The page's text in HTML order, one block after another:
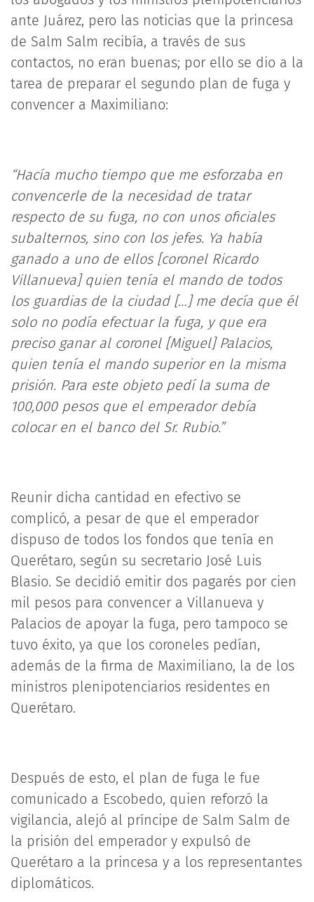
ante Juárez, pero las noticias que la princesa
de Salm Salm recibía, a través de sus
contactos, no eran buenas; por ello se dio a la
tarea de preparar el segundo plan de fuga y
convencer a Maximiliano:
“Hacía mucho tiempo que me esforzaba en
convencerle de la necesidad de tratar
respecto de su fuga, no con unos oficiales
subalternos, sino con los jefes. Ya había
ganado a uno de ellos [coronel Ricardo
Villanueva] quien tenía el mando de todos
los guardias de la ciudad […] me decía que él
solo no podía efectuar la fuga, y que era
preciso ganar al coronel [Miguel] Palacios,
quien tenía el mando superior en la misma
prisión. Para este objeto pedí la suma de
100,000 pesos que el emperador debía
colocar en el banco del Sr. Rubio.”
Reunir dicha cantidad en efectivo se
complicó, a pesar de que el emperador
dispuso de todos los fondos que tenía en
Querétaro, según su secretario José Luis
Blasio. Se decidió emitir dos pagarés por cien
mil pesos para convencer a Villanueva y
Palacios de apoyar la fuga, pero tampoco se
tuvo éxito, ya que los coroneles pedían,
además de la firma de Maximiliano, la de los
ministros plenipotenciarios residentes en
Querétaro.
Después de esto, el plan de fuga le fue
comunicado a Escobedo, quien reforzó la
vigilancia, alejó al príncipe de Salm Salm de
la prisión del emperador y expulsó de
Querétaro a la princesa y a los representantes
diplomáticos.